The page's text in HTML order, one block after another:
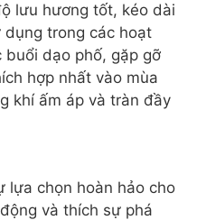
lưu hương tốt, kéo dài
trong các hoạt
buổi dạo phố, gặp gỡ
hợp nhất vào mùa
khí ấm áp và tràn đầy
lựa chọn hoàn hảo cho
và thích sự phá